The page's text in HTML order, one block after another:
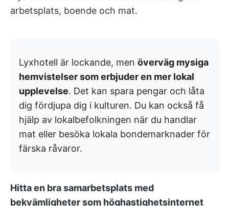
arbetsplats, boende och mat.
Lyxhotell är lockande, men överväg mysiga
hemvistelser som erbjuder en mer lokal
upplevelse. Det kan spara pengar och låta
dig fördjupa dig i kulturen. Du kan också få
hjälp av lokalbefolkningen när du handlar
mat eller besöka lokala bondemarknader för
färska råvaror.
Hitta en bra samarbetsplats med
bekvämligheter som höghastighetsinternet